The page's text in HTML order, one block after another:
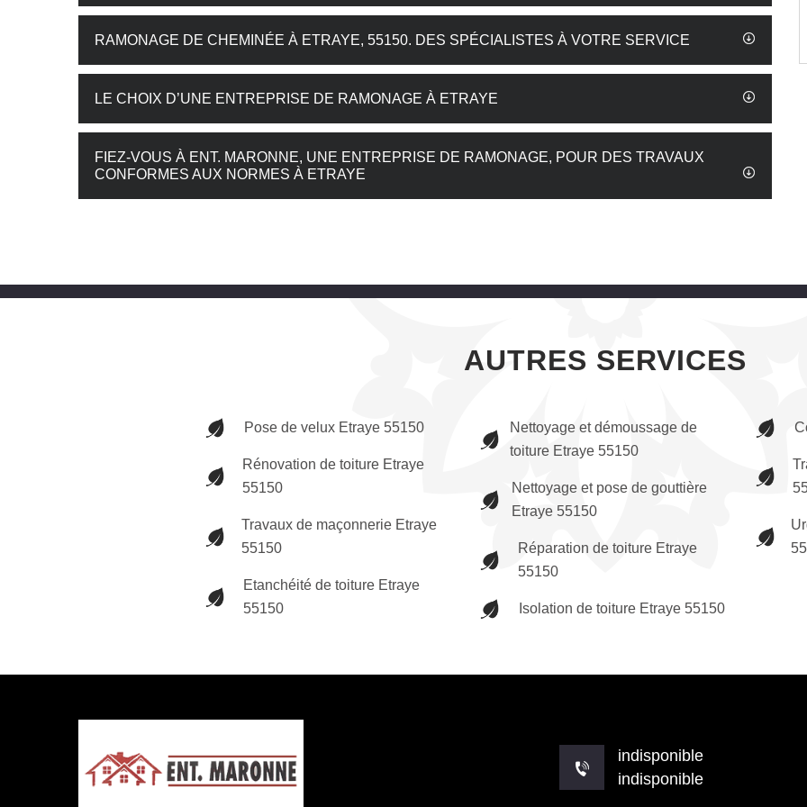
RAMONAGE DE CHEMINÉE À ETRAYE, 55150. DES SPÉCIALISTES À VOTRE SERVICE
LE CHOIX D’UNE ENTREPRISE DE RAMONAGE À ETRAYE
FIEZ-VOUS À ENT. MARONNE, UNE ENTREPRISE DE RAMONAGE, POUR DES TRAVAUX
CONFORMES AUX NORMES À ETRAYE
AUTRES SERVICES
Pose de velux Etraye 55150
Rénovation de toiture Etraye
55150
Travaux de maçonnerie Etraye
55150
Etanchéité de toiture Etraye
55150
Nettoyage et démoussage de
toiture Etraye 55150
Nettoyage et pose de gouttière
Etraye 55150
Réparation de toiture Etraye
55150
Isolation de toiture Etraye 55150
indisponible
indisponible